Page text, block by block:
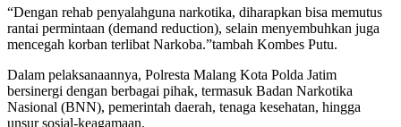
“Dengan rehab penyalahguna narkotika, diharapkan bisa memutus
rantai permintaan (demand reduction), selain menyembuhkan juga
mencegah korban terlibat Narkoba.”tambah Kombes Putu.
Dalam pelaksanaannya, Polresta Malang Kota Polda Jatim
bersinergi dengan berbagai pihak, termasuk Badan Narkotika
Nasional (BNN), pemerintah daerah, tenaga kesehatan, hingga
unsur sosial-keagamaan.